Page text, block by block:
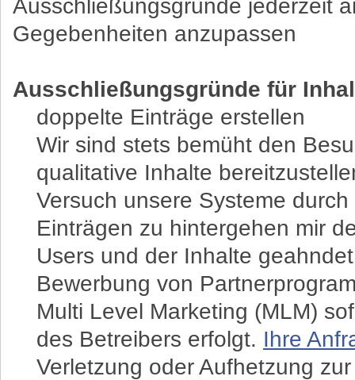
Ausschließungsgründe jederzeit
Gegebenheiten anzupassen
Ausschließungsgründe für
doppelte Einträge erstellen
Wir sind stets bemüht den
qualitative Inhalte
Versuch unsere Systeme
Einträgen zu hintergehen mir
Users und der Inhalte
Bewerbung von
Multi Level Marketing (MLM)
des Betreibers erfolgt. Ihre
Verletzung oder Aufhetzung